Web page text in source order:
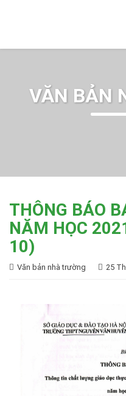
VĂN BẢN
THÔNG BÁO
NĂM HỌC
10)
Văn bản nhà trường 25